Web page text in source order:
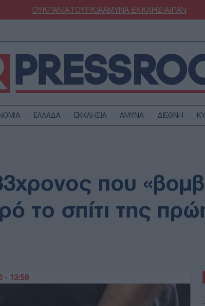
ΟΥΚΡΑΝΙΑΤΟΥΡΚΙΑΑΜΥΝΑΕΚΚΛΗΣΙΑΙΡΑΝ
ΕΛΛΑΔΑ ΕΚΚΛΗΣΙΑ ΑΜΥΝΑ ΔΙΕΘΝΗ
ΥΓΕΙΑ
που
το σπίτι της
- 13:58